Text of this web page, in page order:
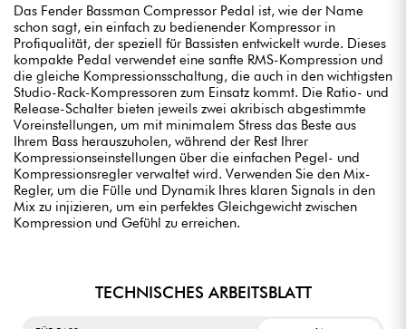
Das Fender Bassman Compressor Pedal ist, wie der Name
schon sagt, ein einfach zu bedienender Kompressor in
Profiqualität, der speziell für Bassisten entwickelt wurde. Dieses
kompakte Pedal verwendet eine sanfte RMS-Kompression und
die gleiche Kompressionsschaltung, die auch in den wichtigsten
Studio-Rack-Kompressoren zum Einsatz kommt. Die Ratio- und
Release-Schalter bieten jeweils zwei akribisch abgestimmte
Voreinstellungen, um mit minimalem Stress das Beste aus
Ihrem Bass herauszuholen, während der Rest Ihrer
Kompressionseinstellungen über die einfachen Pegel- und
Kompressionsregler verwaltet wird. Verwenden Sie den Mix-
Regler, um die Fülle und Dynamik Ihres klaren Signals in den
Mix zu injizieren, um ein perfektes Gleichgewicht zwischen
Kompression und Gefühl zu erreichen.
TECHNISCHES ARBEITSBLATT